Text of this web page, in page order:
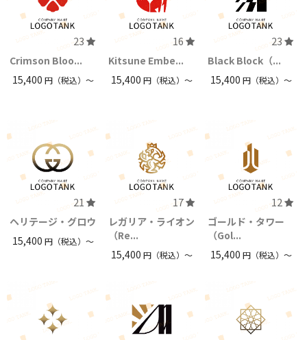
23
Crimson Bloo...
15,400 円（税込）〜
16
Kitsune Embe...
15,400円（税込）〜
23
Black Block（...
15,400 円（税込）〜
21
ヘリテージ・グロウ
15,400 円（税込）〜
17
レガリア・ライオン
（Re...
15,400円（税込）〜
12
ゴールド・タワー
（Gol...
15,400 円（税込）〜